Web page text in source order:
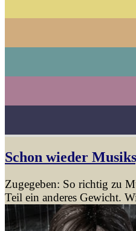
Schon wieder
Zugegeben: So richtig zu
Teil ein anderes Gewicht.